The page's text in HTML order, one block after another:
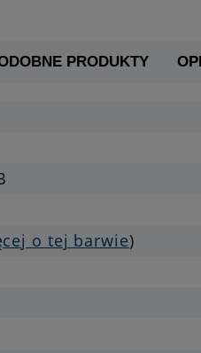
PRODUKTY
o tej barwie)